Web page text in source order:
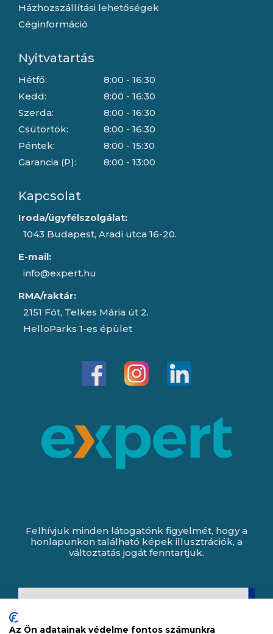
Házhozszállítási lehetőségek
Céginformáció
Nyitvatartás
Hétfő:
Kedd:
Szerda:
Csütörtök:
Péntek:
Garancia (P):
8:00 - 16:30
8:00 - 16:30
8:00 - 16:30
8:00 - 16:30
8:00 - 15:30
8:00 - 13:00
Kapcsolat
Iroda/ügyfélszolgálat:
1043 Budapest, Aradi utca 16-20.
E-mail:
info@expert.hu
RMA/raktár:
2151 Fót, Telkes Mária út 2.
HelloParks 1-es épület
Felhívjuk minden látogatónk figyelmét, hogy a
honlapunkon található képek illusztrációk, a
változtatás jogát fenntartjuk.
Az Ön adatainak védelme fontos számunkra